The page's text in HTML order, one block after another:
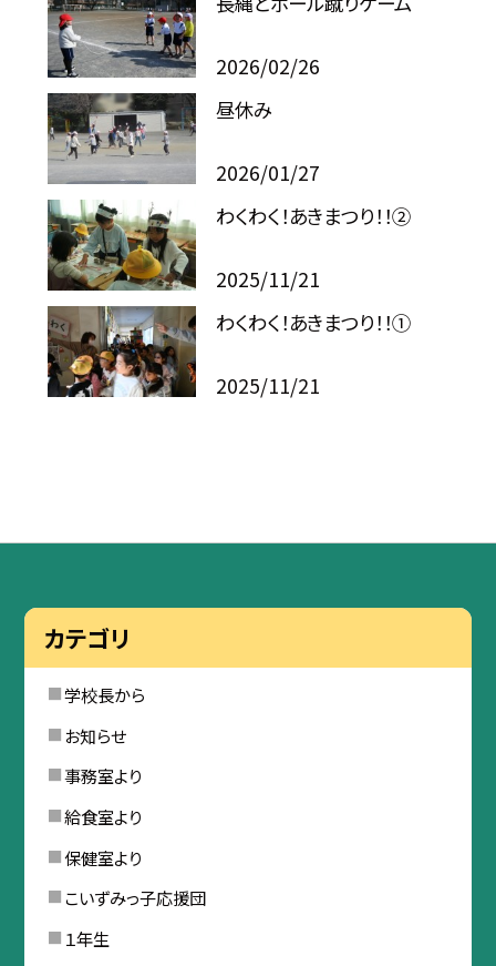
2026/02/26
昼休み
2026/01/27
わくわく！あきまつり！！②
2025/11/21
わくわく！あきまつり！！①
2025/11/21
カテゴリ
学校長から
お知らせ
事務室より
給食室より
保健室より
こいずみっ子応援団
１年生